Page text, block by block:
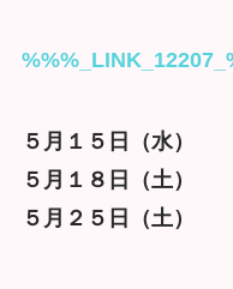
５月１５日（水）
５月１８日（土）
５月２５日（土）